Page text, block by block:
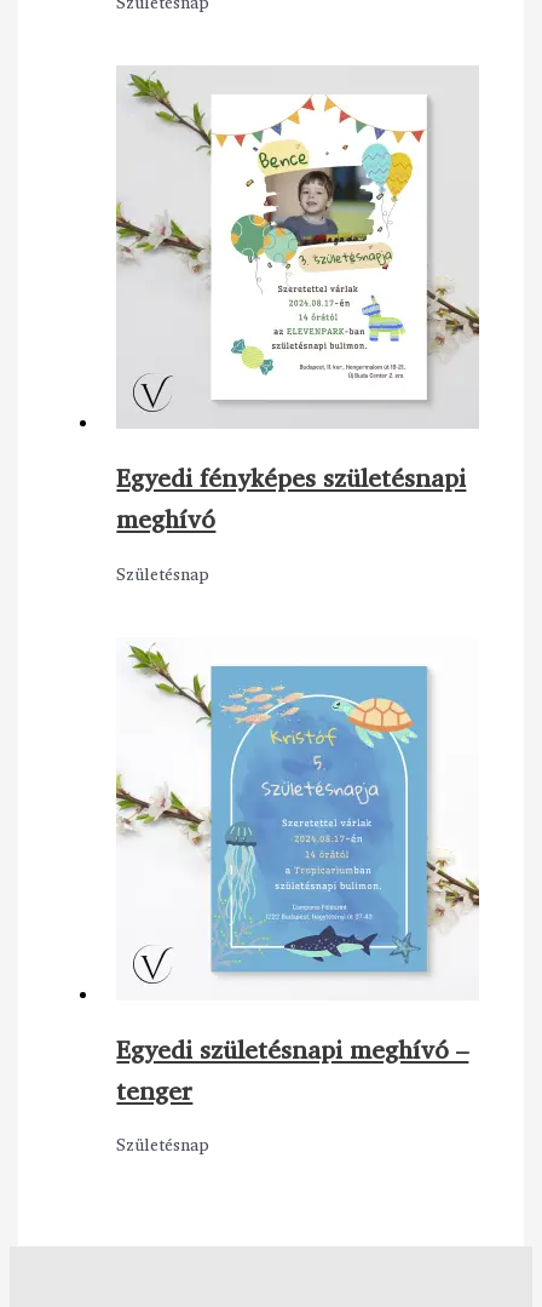
Egyedi fényképes születésnapi
meghívó
Születésnap
Egyedi születésnapi meghívó –
tenger
Születésnap